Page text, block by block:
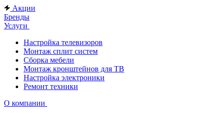
Акции
Бренды
Услуги
Настройка телевизоров
Монтаж сплит систем
Сборка мебели
Монтаж кронштейнов для ТВ
Настройка электроники
Ремонт техники
О компании